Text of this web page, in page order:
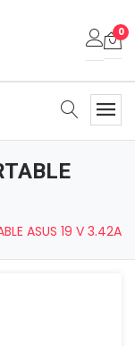
0
0.000DT
Commander
ASUS 19 V 3.42A